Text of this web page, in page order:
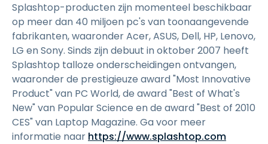
Splashtop-producten zijn momenteel beschikbaar
op meer dan 40 miljoen pc's van toonaangevende
fabrikanten, waaronder Acer, ASUS, Dell, HP, Lenovo,
LG en Sony. Sinds zijn debuut in oktober 2007 heeft
Splashtop talloze onderscheidingen ontvangen,
waaronder de prestigieuze award "Most Innovative
Product" van PC World, de award "Best of What's
New" van Popular Science en de award "Best of 2010
CES" van Laptop Magazine. Ga voor meer
informatie naar https://www.splashtop.com